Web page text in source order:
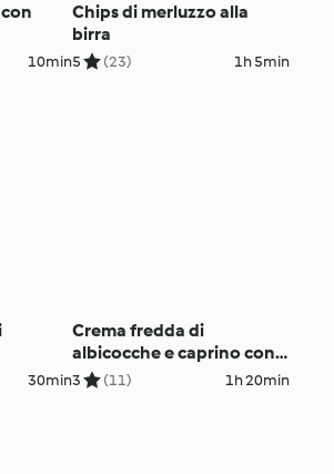
10min
Chips di merluzzo alla
birra
5 (23) 1h 5min
30min
Crema fredda di
albicocche e caprino con
prosciutto croccante
3 (11) 1h 20min